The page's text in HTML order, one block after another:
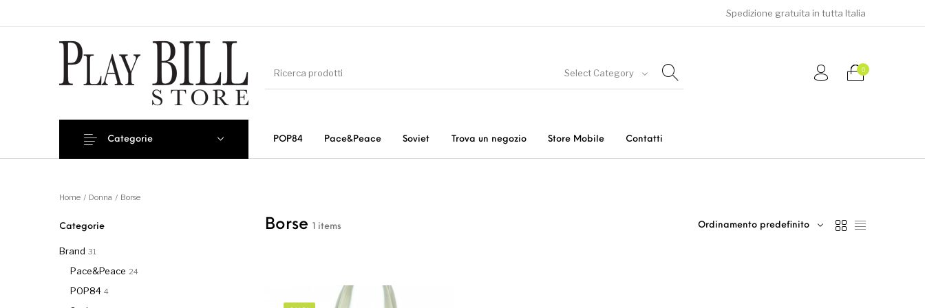
Spedizione gratuita in tutta Italia
Select Category 0
POP84 Pace&Peace Soviet Trova un negozio Store Mobile Contatti
Categorie
Novità In offerta Donna Uomo
Home / Donna / Borse
Categorie
Brand 31
Pace&Peace 24
POP84 4
Borse 1 items Ordinamento predefinito